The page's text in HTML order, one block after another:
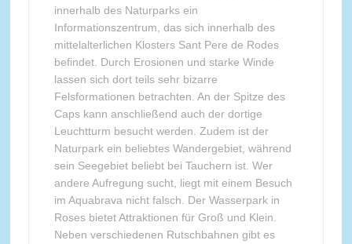
innerhalb des Naturparks ein
Informationszentrum, das sich innerhalb des
mittelalterlichen Klosters Sant Pere de Rodes
befindet. Durch Erosionen und starke Winde
lassen sich dort teils sehr bizarre
Felsformationen betrachten. An der Spitze des
Caps kann anschließend auch der dortige
Leuchtturm besucht werden. Zudem ist der
Naturpark ein beliebtes Wandergebiet, während
sein Seegebiet beliebt bei Tauchern ist. Wer
andere Aufregung sucht, liegt mit einem Besuch
im Aquabrava nicht falsch. Der Wasserpark in
Roses bietet Attraktionen für Groß und Klein.
Neben verschiedenen Rutschbahnen gibt es